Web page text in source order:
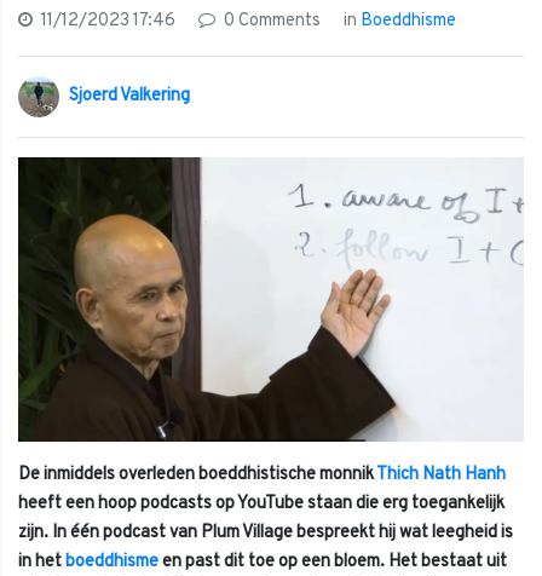
11/12/2023 17:46 0 Comments in Boeddhisme
Sjoerd Valkering
De inmiddels overleden boeddhistische monnikThich Nath Hanh
heeft een hoop podcasts op YouTube staan die erg toegankelijk
zijn. In één podcast van Plum Village bespreekt hij wat leegheid is
in hetboeddhismeen past dit toe op een bloem. Het bestaat uit